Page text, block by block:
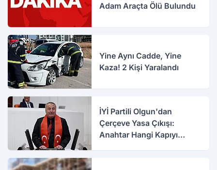
Adam Araçta Ölü Bulundu
Yine Aynı Cadde, Yine
Kaza! 2 Kişi Yaralandı
İYİ Partili Olgun'dan
Çerçeve Yasa Çıkışı:
Anahtar Hangi Kapıyı